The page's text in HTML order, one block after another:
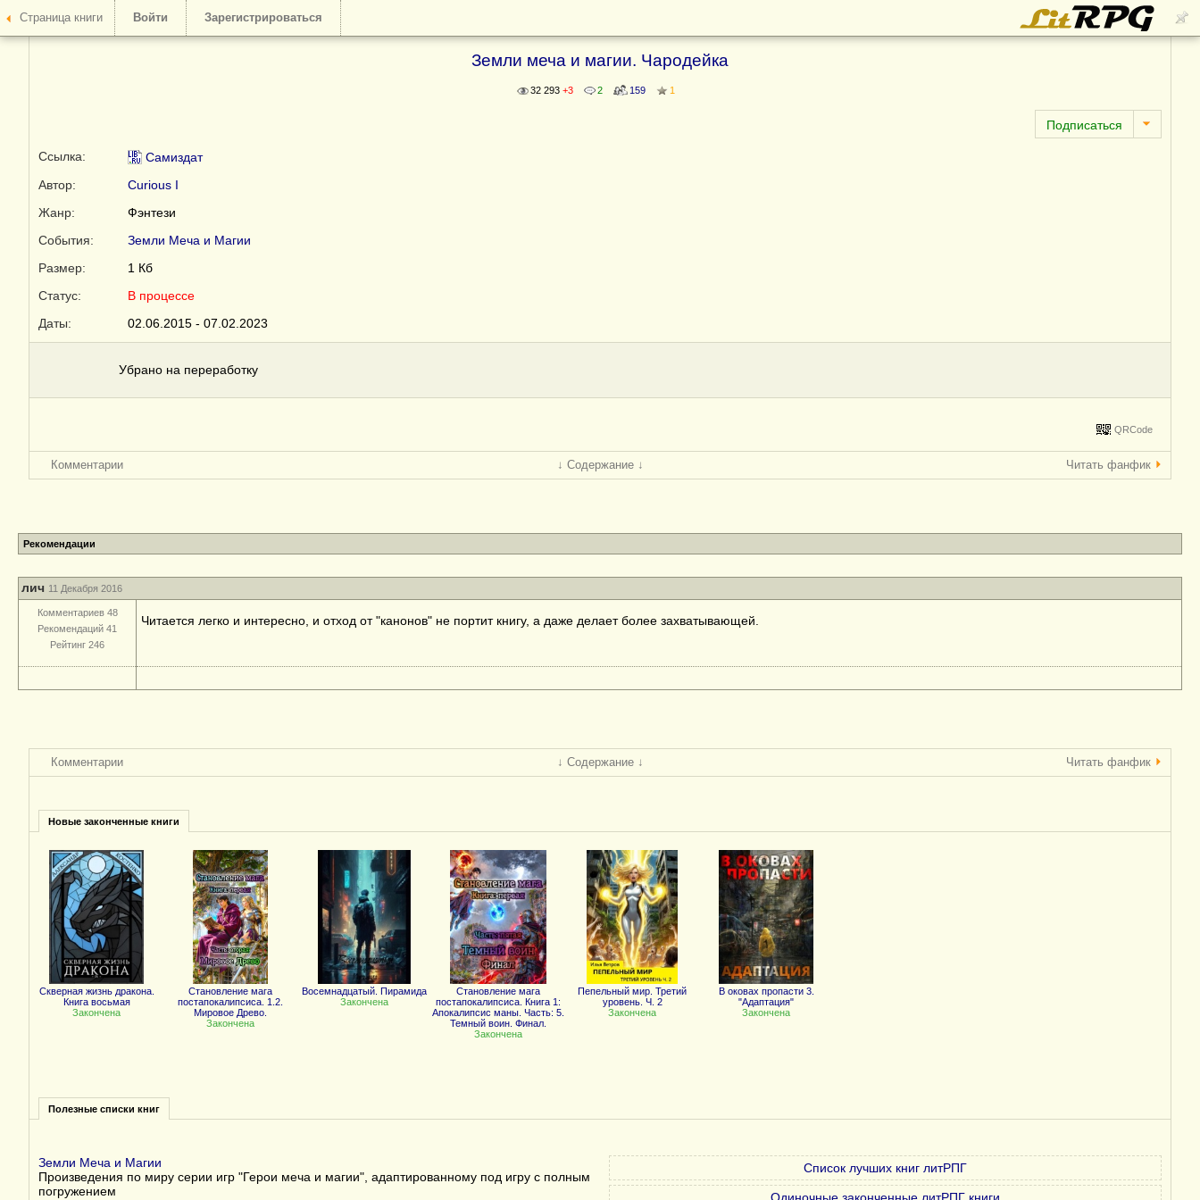
Страница книги Войти Зарегистрироваться
Земли меча и магии. Чародейка
32 293 +3 2 159 1
Ссылка:
Самиздат
Автор:
Curious I
Жанр:
Фэнтези
События:
Земли Меча и Магии
Размер:
1 Кб
Статус:
В процессе
Даты:
02.06.2015 - 07.02.2023
Убрано на переработку
QRCode
Комментарии ↓ Содержание ↓ Читать фанфик
Рекомендации
лич 11 Декабря 2016
Комментариев 48
Рекомендаций 41
Рейтинг 246
Читается легко и интересно, и отход от "канонов" не портит книгу, а даже делает более захватывающей.
Комментарии ↓ Содержание ↓ Читать фанфик
Новые законченные книги
Скверная жизнь дракона.
Книга восьмая
Закончена
Становление мага
постапокалипсиса. 1.2.
Мировое Древо.
Закончена
Восемнадцатый. Пирамида
Закончена
Становление мага
постапокалипсиса. Книга 1:
Апокалипсис маны. Часть: 5.
Темный воин. Финал.
Закончена
Пепельный мир. Третий
уровень. Ч. 2
Закончена
В оковах пропасти 3.
"Адаптация"
Закончена
Полезные списки книг
Земли Меча и Магии
Произведения по миру серии игр "Герои меча и магии", адаптированному под игру с полным
погружением
Список лучших книг литРПГ